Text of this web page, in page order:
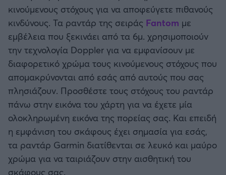
κινούμενους στόχους για να αποφεύγετε πιθανούς
κινδύνους. Τα ραντάρ της σειράς Fantom με
εμβέλεια που ξεκινάει από τα 6μ. χρησιμοποιούν
την τεχνολογία Doppler για να εμφανίσουν με
διαφορετικό χρώμα τους κινούμενους στόχους που
απομακρύνονται από εσάς από αυτούς που σας
πλησιάζουν. Προσθέστε τους στόχους του ραντάρ
πάνω στην εικόνα του χάρτη για να έχετε μία
ολοκληρωμένη εικόνα της πορείας σας. Και επειδή
η εμφάνιση του σκάφους έχει σημασία για εσάς,
τα ραντάρ Garmin διατίθενται σε λευκό και μαύρο
χρώμα για να ταιριάζουν στην αισθητική του
σκάφους σας.